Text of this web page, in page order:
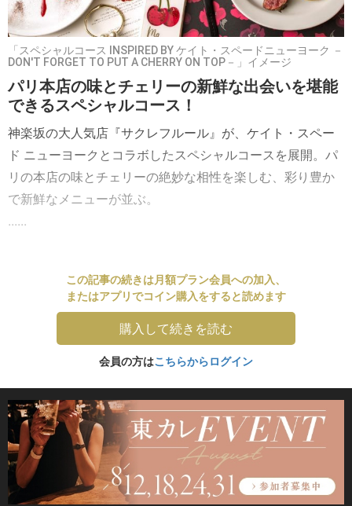
「スペシャルコース INSPIRED BY ケイト・スペードニューヨーク －
DON'T FORGET TO PUT A CHERRY ON TOP－」イメージ
パリ本店の味とチェリーの新鮮な出会いを堪能
できるスペシャルコース！
神楽坂の大人気店『サクレフルール』が、ケイト・スペー
ド ニューヨークとコラボしたスペシャルコースを展開。パ
リの本店の味とチェリーの絶妙な相性を楽しむ、彩り豊か
で新鮮なメニューが並ぶ。
......
この記事の続きは月額プラン会員への加入、
またはアプリでコイン購入をすると読めます
購入して続きを読む
会員の方はこちらからログイン